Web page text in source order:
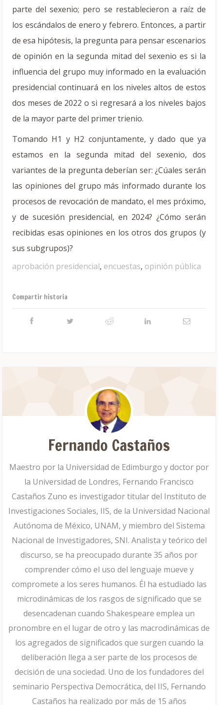
parte del sexenio; pero se restablecieron a raíz de
los escándalos de enero y febrero. Entonces, a partir
de esa hipótesis, la pregunta para pensar escenarios
de opinión en la segunda mitad del sexenio es si la
influencia del grupo muy informado en la evaluación
presidencial continuará en los niveles altos de estos
dos meses de 2022 o si regresará a los niveles bajos
de la mayor parte del primer trienio.
Tomando H1 y H2 conjuntamente, y dado que ya
estamos en la segunda mitad del sexenio, dos
variantes de la pregunta deberían ser: ¿Cúales serán
las opiniones del grupo más informado durante los
procesos de revocación de mandato, el mes próximo,
y de sucesión presidencial, en 2024? ¿Cómo serán
recibidas esas opiniones en los otros dos grupos (y
sus subgrupos)?
aprobación presidencial, encuestas, opinión pública
Compartir historia
Fernando Castaños
Maestro por la Universidad de Edimburgo y doctor por
la Universidad de Londres, Fernando Francisco
Castaños Zuno es investigador titular del Instituto de
Investigaciones Sociales, IIS, de la Universidad Nacional
Autónoma de México, UNAM, y miembro del Sistema
Nacional de Investigadores, SNI. Analista y teórico del
discurso, se ha preocupado durante 35 años por
comprender cómo el uso del lenguaje mueve y
compromete a los seres humanos. Él ha estudiado las
microdinámicas de los rasgos de significado que se
desencadenan cuando Shakespeare emplea un
pronombre en el lugar de otro y las macrodinámicas de
los agregados de significados que surgen cuando la
deliberación llega a ser parte de los procesos de
decisión de una sociedad. Uno de los fundadores del
seminario Perspectiva Democrática, del IIS, Fernando
Castaños ha realizado por más de 15 años